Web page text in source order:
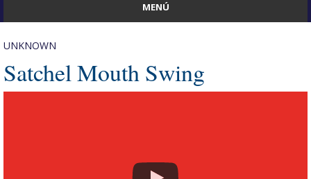
MENÚ
UNKNOWN
Satchel Mouth Swing